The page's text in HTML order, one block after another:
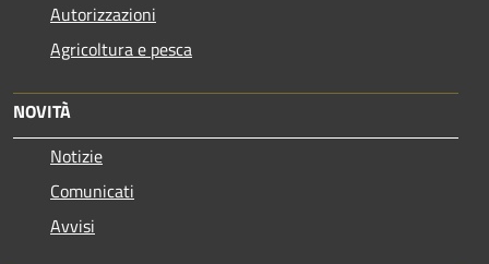
Autorizzazioni
Agricoltura e pesca
NOVITÀ
Notizie
Comunicati
Avvisi